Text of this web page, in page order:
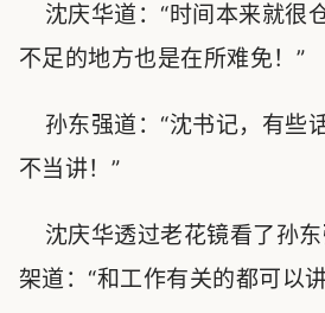
沈庆华道：“时间本来就很
不足的地方也是在所难免！”
孙东强道：“沈书记，有些
不当讲！”
沈庆华透过老花镜看了孙
架道：“和工作有关的都可以